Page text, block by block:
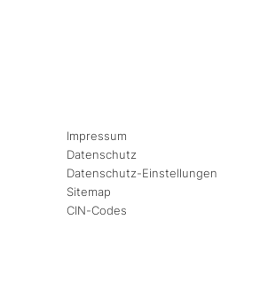
Impressum
Datenschutz
Datenschutz-Einstellungen
Sitemap
CIN-Codes